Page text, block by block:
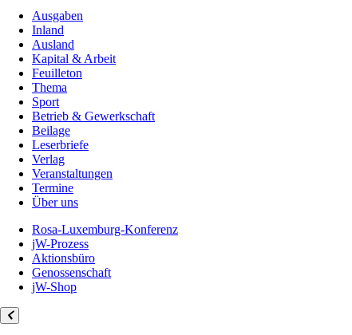
Ausgaben
Inland
Ausland
Kapital & Arbeit
Feuilleton
Thema
Sport
Betrieb & Gewerkschaft
Beilage
Leserbriefe
Verlag
Veranstaltungen
Termine
Über uns
Rosa-Luxemburg-Konferenz
jW-Prozess
Aktionsbüro
Genossenschaft
jW-Shop